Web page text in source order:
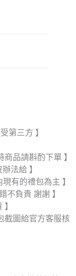
第三方 】
品請斟酌下單 】
法給 】
有的禮包為主 】
不負責 謝謝 】
截圖給官方客服核